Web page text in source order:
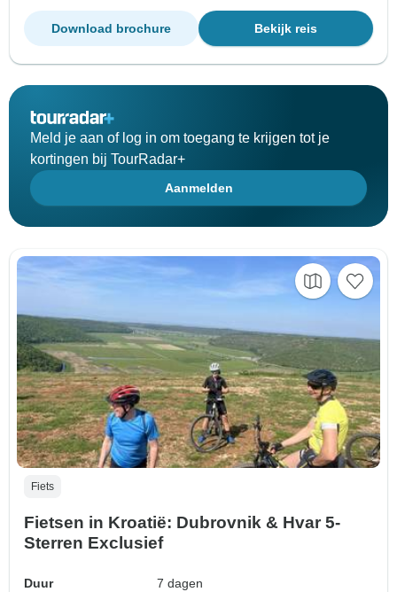
Bekijk reis
Download brochure
Meld je aan of log in om toegang te krijgen tot je
kortingen bij TourRadar+
Aanmelden
Fiets
Fietsen in Kroatië: Dubrovnik & Hvar 5-
Sterren Exclusief
Duur
7 dagen